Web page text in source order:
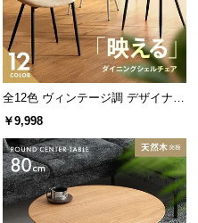
全12色 ヴィンテージ調 デザイナー
ズシェルチェア
￥9,998